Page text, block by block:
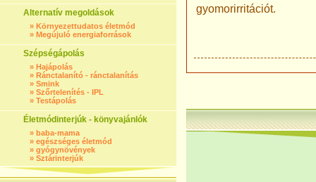
Alternatív megoldások
» Környezettudatos életmód
» Megújuló energiaforrások
Szépségápolás
» Hajápolás
» Ránctalanító - ránctalanítás
» Smink
» Szőrtelenítés - IPL
» Testápolás
Életmódinterjúk - könyvajánlók
» baba-mama
» egészséges életmód
» gyógynövények
» Sztárinterjúk
gyomorirritációt.